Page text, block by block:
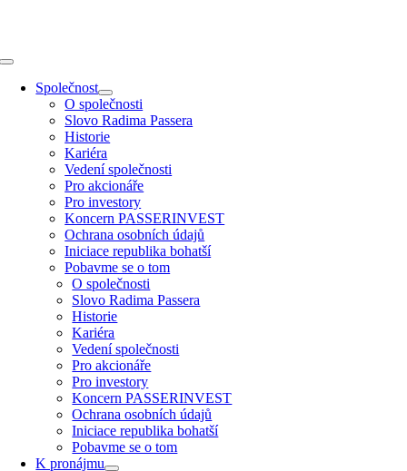
Toggle
NavigationSpolečnost
O společnosti
Slovo Radima Passera
Historie
Kariéra
Vedení společnosti
Pro akcionáře
Pro investory
Koncern PASSERINVEST
Ochrana osobních údajů
Iniciace republika bohatší
Pobavme se o tom
O společnosti
Slovo Radima Passera
Historie
Kariéra
Vedení společnosti
Pro akcionáře
Pro investory
Koncern PASSERINVEST
Ochrana osobních údajů
Iniciace republika bohatší
Pobavme se o tom
K pronájmu